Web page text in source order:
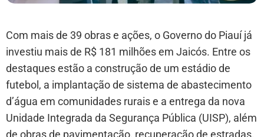
Com mais de 39 obras e ações, o Governo do Piauí já
investiu mais de R$ 181 milhões em Jaicós. Entre os
destaques estão a construção de um estádio de
futebol, a implantação de sistema de abastecimento
d’água em comunidades rurais e a entrega da nova
Unidade Integrada da Segurança Pública (UISP), além
de obras de pavimentação, recuperação de estradas,